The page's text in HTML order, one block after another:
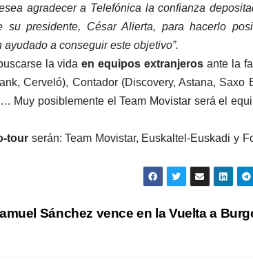
agradecer a Telefónica la confianza
presidente, César Alierta, para hacerlo
a conseguir este objetivo”.
la vidaen equipos extranjeros ante la
Cerveló), Contador (Discovery, Astana, Saxo
Muy posiblemente el Team Movistar será el
tour serán: Team Movistar, Euskaltel-Euskadi y
Sánchez vence en la Vuelta a